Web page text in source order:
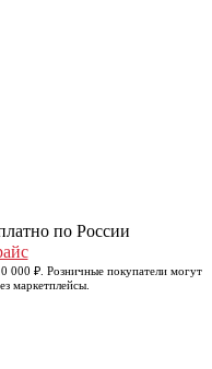
по России
000 ₽. Розничные покупатели могут
маркетплейсы.